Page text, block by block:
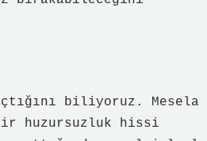
biliyoruz. Mesela
huzursuzluk hissi